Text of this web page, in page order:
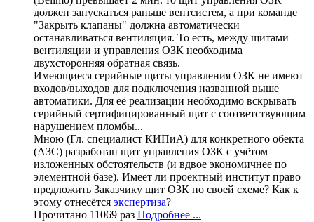
должен запускаться раньше вентсистем, а при команде
"Закрыть клапаны" должна автоматически
останавливаться вентиляция. То есть, между щитами
вентиляции и управления ОЗК необходима
двухсторонняя обратная связь.
Имеющиеся серийные щиты управления ОЗК не имеют
входов/выходов для подключения названной выше
автоматики. Для её реализации необходимо вскрывать
серийный сертифицированный щит с соответствующим
нарушением пломбы...
Мною (Гл. специалист КИПиА) для конкретного обекта
(АЗС) разработан щит управления ОЗК с учётом
изложенных обстоятельств (и вдвое экономичнее по
элементной базе). Имеет ли проектный институт право
предложить Заказчику щит ОЗК по своей схеме? Как к
этому отнесётся экспертиза?
Прочитано 11069 раз Подробнее ...